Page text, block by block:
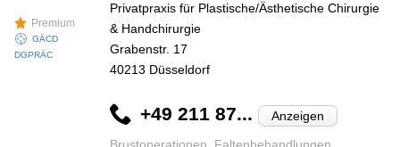
Premium
GÄCD
DGPRÄC
Privatpraxis für Plastische/Ästhetische Chirurgie
& Handchirurgie
Grabenstr. 17
40213 Düsseldorf
+49 211 87... Anzeigen